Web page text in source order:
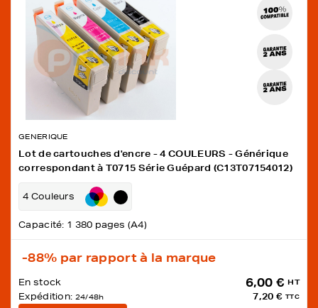
GENERIQUE
Lot de cartouches d'encre - 4 COULEURS - Générique
correspondant à T0715 Série Guépard (C13T07154012)
4 Couleurs
Capacité: 1 380 pages (A4)
-88% par rapport à la marque
En stock
Expédition: 24/48h
6,00 € HT
7,20 € TTC